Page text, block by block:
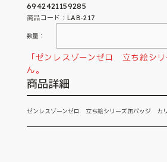
6942421159285
商品コード：LAB-217
数量：
「ゼンレスゾーンゼロ 立ち絵シ
ん。
商品詳細
ゼンレスゾーンゼロ 立ち絵シリーズ缶バッジ